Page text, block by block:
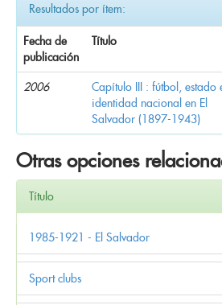
Resultados por ítem:
Fecha de
publicación
Título
2006
Capítulo III : fútbol, estado
identidad nacional en El
Salvador (1897-1943)
Otras opciones
Título
1985-1921 - El Salvador
Sport clubs